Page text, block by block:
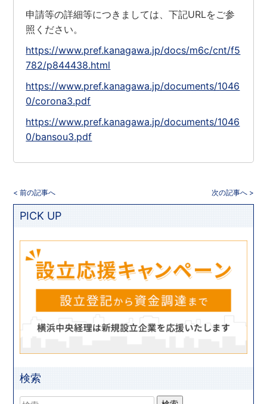
申請等の詳細等につきましては、下記URLをご参
照ください。
https://www.pref.kanagawa.jp/docs/m6c/cnt/f5
782/p844438.html
https://www.pref.kanagawa.jp/documents/1046
0/corona3.pdf
https://www.pref.kanagawa.jp/documents/1046
0/bansou3.pdf
< 前の記事へ 次の記事へ >
PICK UP
検索